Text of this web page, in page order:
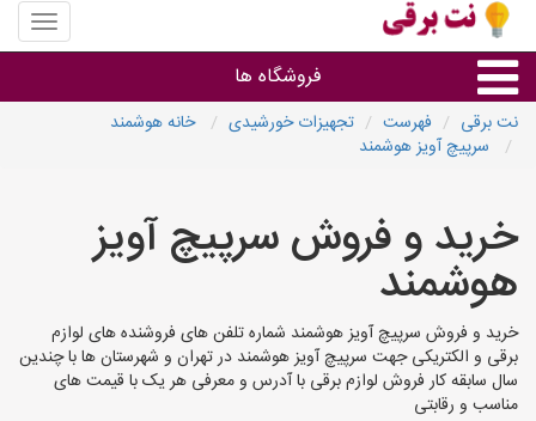
منوی
سایت
برقی
فروشگاه ها
نت برقی فهرست تجهیزات خورشیدی
خانه هوشمند
سرپیچ آویز هوشمند
خرید و فروش سرپیچ آویز
هوشمند
خرید و فروش سرپیچ آویز هوشمند شماره تلفن های فروشنده های لوازم
برقی و الکتریکی جهت سرپیچ آویز هوشمند در تهران و شهرستان ها با چندین
سال سابقه کار فروش لوازم برقی با آدرس و معرفی هر یک با قیمت های
مناسب و رقابتی